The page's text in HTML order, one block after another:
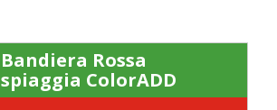
Bandiera Rossa
spiaggia ColorADD